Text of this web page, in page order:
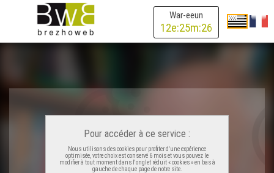
War-eeun
12e:25m:26
Pour accéder à ce service :
Nous utilisons des cookies pour profiter d'une expérience
optimisée, votre choix est conservé 6 mois et vous pouvez le
modifier à tout moment dans l'onglet réduit « cookies » en bas à
gauche de chaque page de notre site.
Goude Diwan : treuzkas ar brezhoneg er familh
Nicolas – Emgleo Bro An Oriant
Skol Diwan Pornig